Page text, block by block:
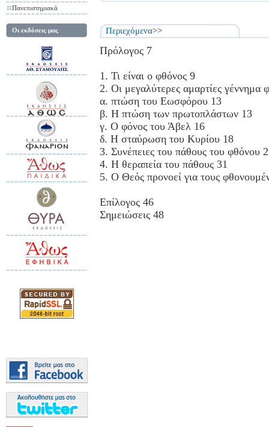
Πανεπιστημιακά
Οι εκδόσεις μας Περιεχόμενα>>
Πρόλογος 7
1. Τι είναι ο φθόνος 9
2. Οι μεγαλύτερες αμαρτίες γέννημα
α. πτώση του Εωσφόρου 13
β. Η πτώση των πρωτοπλάστων 13
γ. Ο φόνος του Άβελ 16
δ. Η σταύρωση του Κυρίου 18
3. Συνέπειες του πάθους του φθόνου
4. Η θεραπεία του πάθους 31
5. Ο Θεός προνοεί για τους
Επίλογος 46
Σημειώσεις 48